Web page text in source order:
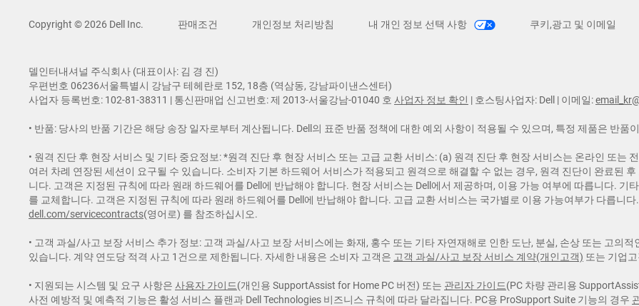
Copyright © 2026 Dell Inc. 판매조건 개인정보 처리방침 내 개인 정보 선택 사항 쿠키,광고 및 이메일
델인터내셔널 주식회사 (대표이사: 김 경 진​)
우편번호 06236서울특별시 강남구 테헤란로 152, 18층 (역삼동, 강남파이낸스센터)
사업자 등록번호: 102-81-38311 | 통신판매업 신고번호: 제 2013-서울강남-01040 호 사업자 정보 확인 | 호스팅사업자: Dell | 이메일:
• 반품: 당사의 반품 기간은 해당 송장 일자로부터 계산됩니다. Dell의 표준 반품 정책에 대한 예외 사항이 적용될 수 있으며, 특정 제품은 반품
• 원격 진단 후 현장 서비스 및 기타 중요정보: *원격 진단 후 현장 서비스 또는 고급 교환 서비스: (a) 원격 진단 후 현장 서비스는 온라인 또는
여러 차례 연장된 세션이 요구될 수 있습니다. 소비자 기본 하드웨어 서비스가 적용되고 원격으로 해결할 수 없는 경우, 원격 진단이 완료된
니다. 고객은 지정된 규칙에 따라 원래 하드웨어를 Dell에 반납해야 합니다. 현장 서비스는 Dell에서 제공하며, 이용 가능 여부에 따릅니다. 기
를 교체합니다. 고객은 지정된 규칙에 따라 원래 하드웨어를 Dell에 반납해야 합니다. 고급 교환 서비스는 국가별로 이용 가능여부가 다릅니
dell.com/servicecontracts(영어로) 를 참조하십시오.
• 고객 과실/사고 보장 서비스 추가 정보: 고객 과실/사고 보장 서비스에는 화재, 홍수 또는 기타 자연재해로 인한 도난, 분실, 손상 또는 고의
있습니다. 계약 연도당 적격 사고 1건으로 제한됩니다. 자세한 내용은 소비자 고객은 고객 과실/사고 보장 서비스 계약(개인고객) 또는 기업
• 지원되는 시스템 및 요구 사항은 사용자 가이드(개인용 SupportAssist for Home PC 버전) 또는 관리자 가이드(PC 차량 관리용
사전 예방적 및 예측적 기능은 활성 서비스 플랜과 Dell Technologies 비즈니스 규칙에 따라 달라집니다. PC용 ProSupport Suite 기능의 경우